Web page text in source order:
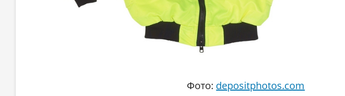
Фото: depositphotos.com